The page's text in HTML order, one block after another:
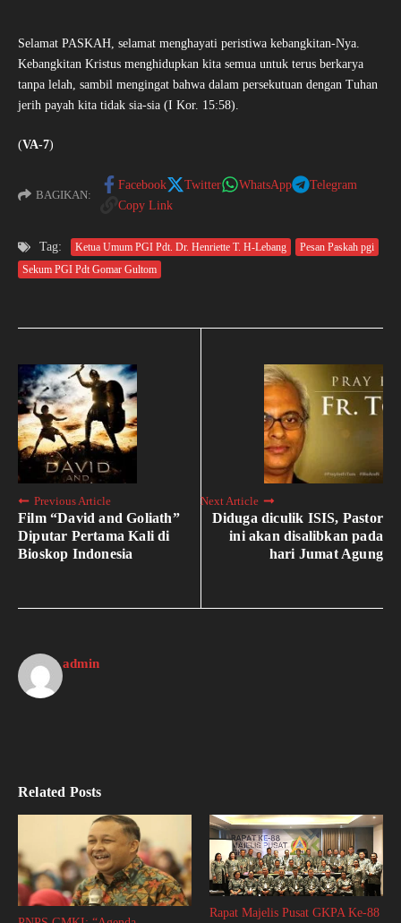
Selamat PASKAH, selamat menghayati peristiwa kebangkitan-Nya.
Kebangkitan Kristus menghidupkan kita semua untuk terus berkarya
tanpa lelah, sambil mengingat bahwa dalam persekutuan dengan Tuhan
jerih payah kita tidak sia-sia (I Kor. 15:58).
(VA-7)
BAGIKAN:
Facebook Twitter WhatsApp
Telegram
Copy Link
Tag: Ketua Umum PGI Pdt. Dr. Henriette T. H-Lebang
Pesan Paskah pgi
Sekum PGI Pdt Gomar Gultom
Previous Article
Film “David and Goliath”
Diputar Pertama Kali di
Bioskop Indonesia
Next Article
Diduga diculik ISIS, Pastor
ini akan disalibkan pada
hari Jumat Agung
admin
Related Posts
Rapat Majelis Pusat GKPA Ke-88